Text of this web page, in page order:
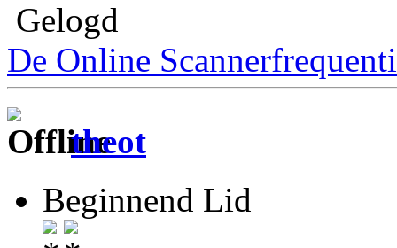
Gelogd
De Online
theot
Beginnend Lid